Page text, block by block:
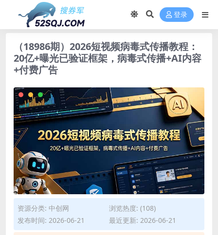
登录
（18986期）2026短视频病毒式传播教程：
20亿+曝光已验证框架，病毒式传播+AI内容
+付费广告
资源分类: 中创网
浏览热度: (108)
发布时间: 2026-06-21
最近更新: 2026-06-21